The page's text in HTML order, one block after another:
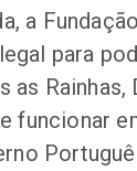
a
para
as Rainhas,
funcionar